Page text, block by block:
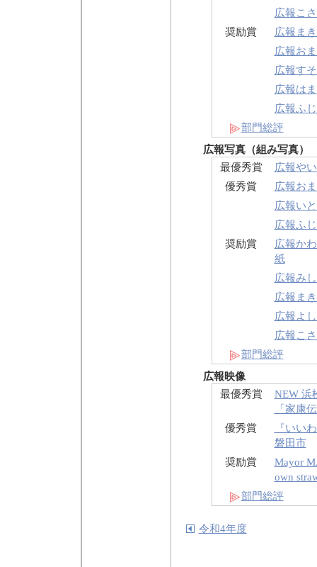
広報こ
奨励賞
広報ま
広報お
広報す
広報は
広報ふ
部門総評
広報写真（組み写真）
最優秀賞
広報や
優秀賞
広報お
広報い
広報ふ
奨励賞
広報か
紙
広報み
広報ま
広報よ
広報こ
部門総評
広報映像
最優秀賞
NEW 浜
「家康
優秀賞
『いい
磐田市
奨励賞
Mayor
own
部門総評
令和4年度